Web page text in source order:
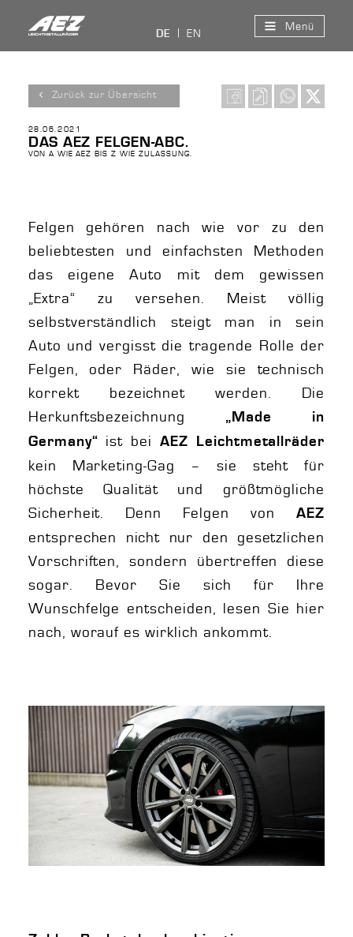
DE EN
Menü
Zurück zur Übersicht
28.06.2021
DAS AEZ FELGEN-ABC.
VON A WIE AEZ BIS Z WIE ZULASSUNG.
Felgen gehören nach wie vor zu den
beliebtesten und einfachsten Methoden
das eigene Auto mit dem gewissen
„Extra“ zu versehen. Meist völlig
selbstverständlich steigt man in sein
Auto und vergisst die tragende Rolle der
Felgen, oder Räder, wie sie technisch
korrekt bezeichnet werden. Die
Herkunftsbezeichnung
„Made in
Germany“ ist beiAEZ Leichtmetallräder
kein Marketing-Gag – sie steht für
höchste Qualität und größtmögliche
Sicherheit. Denn Felgen vonAEZ
entsprechen nicht nur den gesetzlichen
Vorschriften, sondern übertreffen diese
sogar. Bevor Sie sich für Ihre
Wunschfelge entscheiden, lesen Sie hier
nach, worauf es wirklich ankommt.